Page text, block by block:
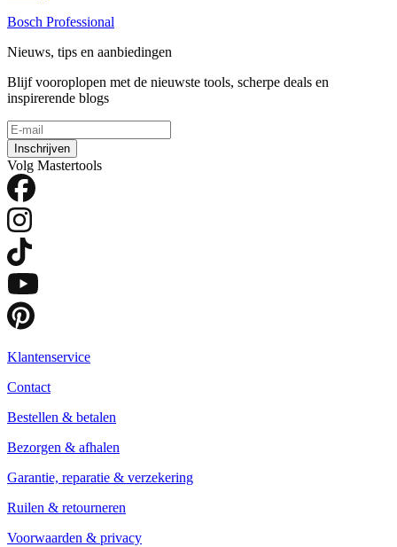
Bosch Professional
Nieuws, tips en aanbiedingen
Blijf vooroplopen met de nieuwste tools, scherpe deals en
inspirerende blogs
Inschrijven
Volg Mastertools
Klantenservice
Contact
Bestellen & betalen
Bezorgen & afhalen
Garantie, reparatie & verzekering
Ruilen & retourneren
Voorwaarden & privacy